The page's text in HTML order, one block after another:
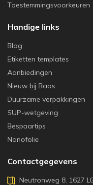
Toestemmingsvoorkeuren
Handige links
Blog
Etiketten templates
Aanbiedingen
Nieuw bij Baas
Duurzame verpakkingen
SUP-wetgeving
Bespaartips
Nanofolie
Contactgegevens
Neutronweg 8, 1627